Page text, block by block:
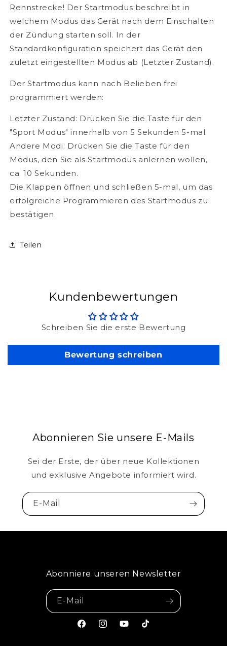
Rennstrecke! Der Startmodus beschreibt in
welchem Modus das Gerät nach dem Einschalten
der Zündung starten soll. In der
Standardkonfiguration speichert das Gerät den
zuletzt eingestellten Modus ab (Letzter Zustand).
Der Startmodus kann nach Belieben frei
programmiert werden:
Letzter Zustand: Drücken Sie die Taste für den
"Sport Modus" innerhalb von 5 Sekunden 5-mal.
Andere Modi: Drücken Sie die Taste für den
Modus, den Sie als Startmodus anlernen wollen,
ca. 10 Sekunden.
Die Klappen öffnen und schließen 5-mal, um das
erfolgreiche Programmieren des Startmodus zu
bestätigen.
Teilen
Kundenbewertungen
Schreiben Sie die erste Bewertung
Bewertung schreiben
Abonnieren Sie unsere E-Mails
Sei der Erste, der über neue Kollektionen
und exklusive Angebote informiert wird.
E-Mail
Abonniere unseren Newsletter
E-Mail
FacebookInstagramYouTubeTikTok